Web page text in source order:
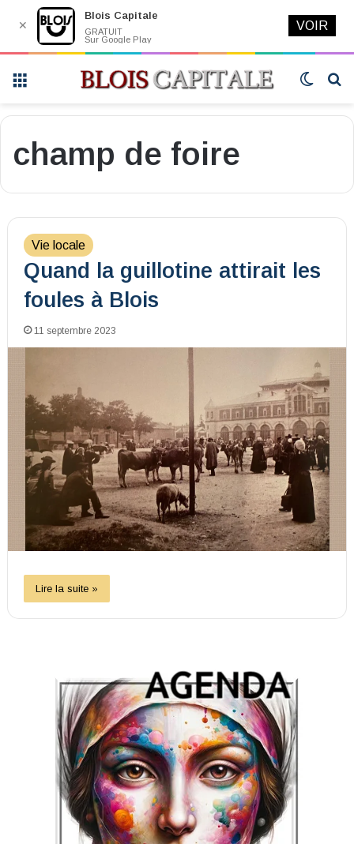
Switch
champ de foire
Vie locale
Quand la guillotine attirait les
foules à Blois
11 septembre 2023
Lire la suite »
✕
Blois Capitale
GRATUIT
Sur Google Play
VOIR